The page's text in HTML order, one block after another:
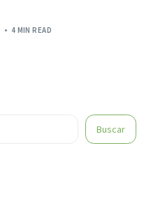
4 MIN READ
Buscar